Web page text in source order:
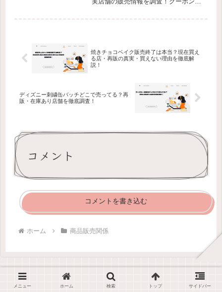
焼きチョコベイク販売終了は本当？現在買え
る店・再販の真実・買えない理由を徹底解
説！
ディズニー刺繍缶バッチどこで売ってる？再
販・在庫あり店舗を徹底調査！
コメント
コメントを書き込む
ホーム 商品販売関係
メニュー ホーム 検索 トップ サイドバー